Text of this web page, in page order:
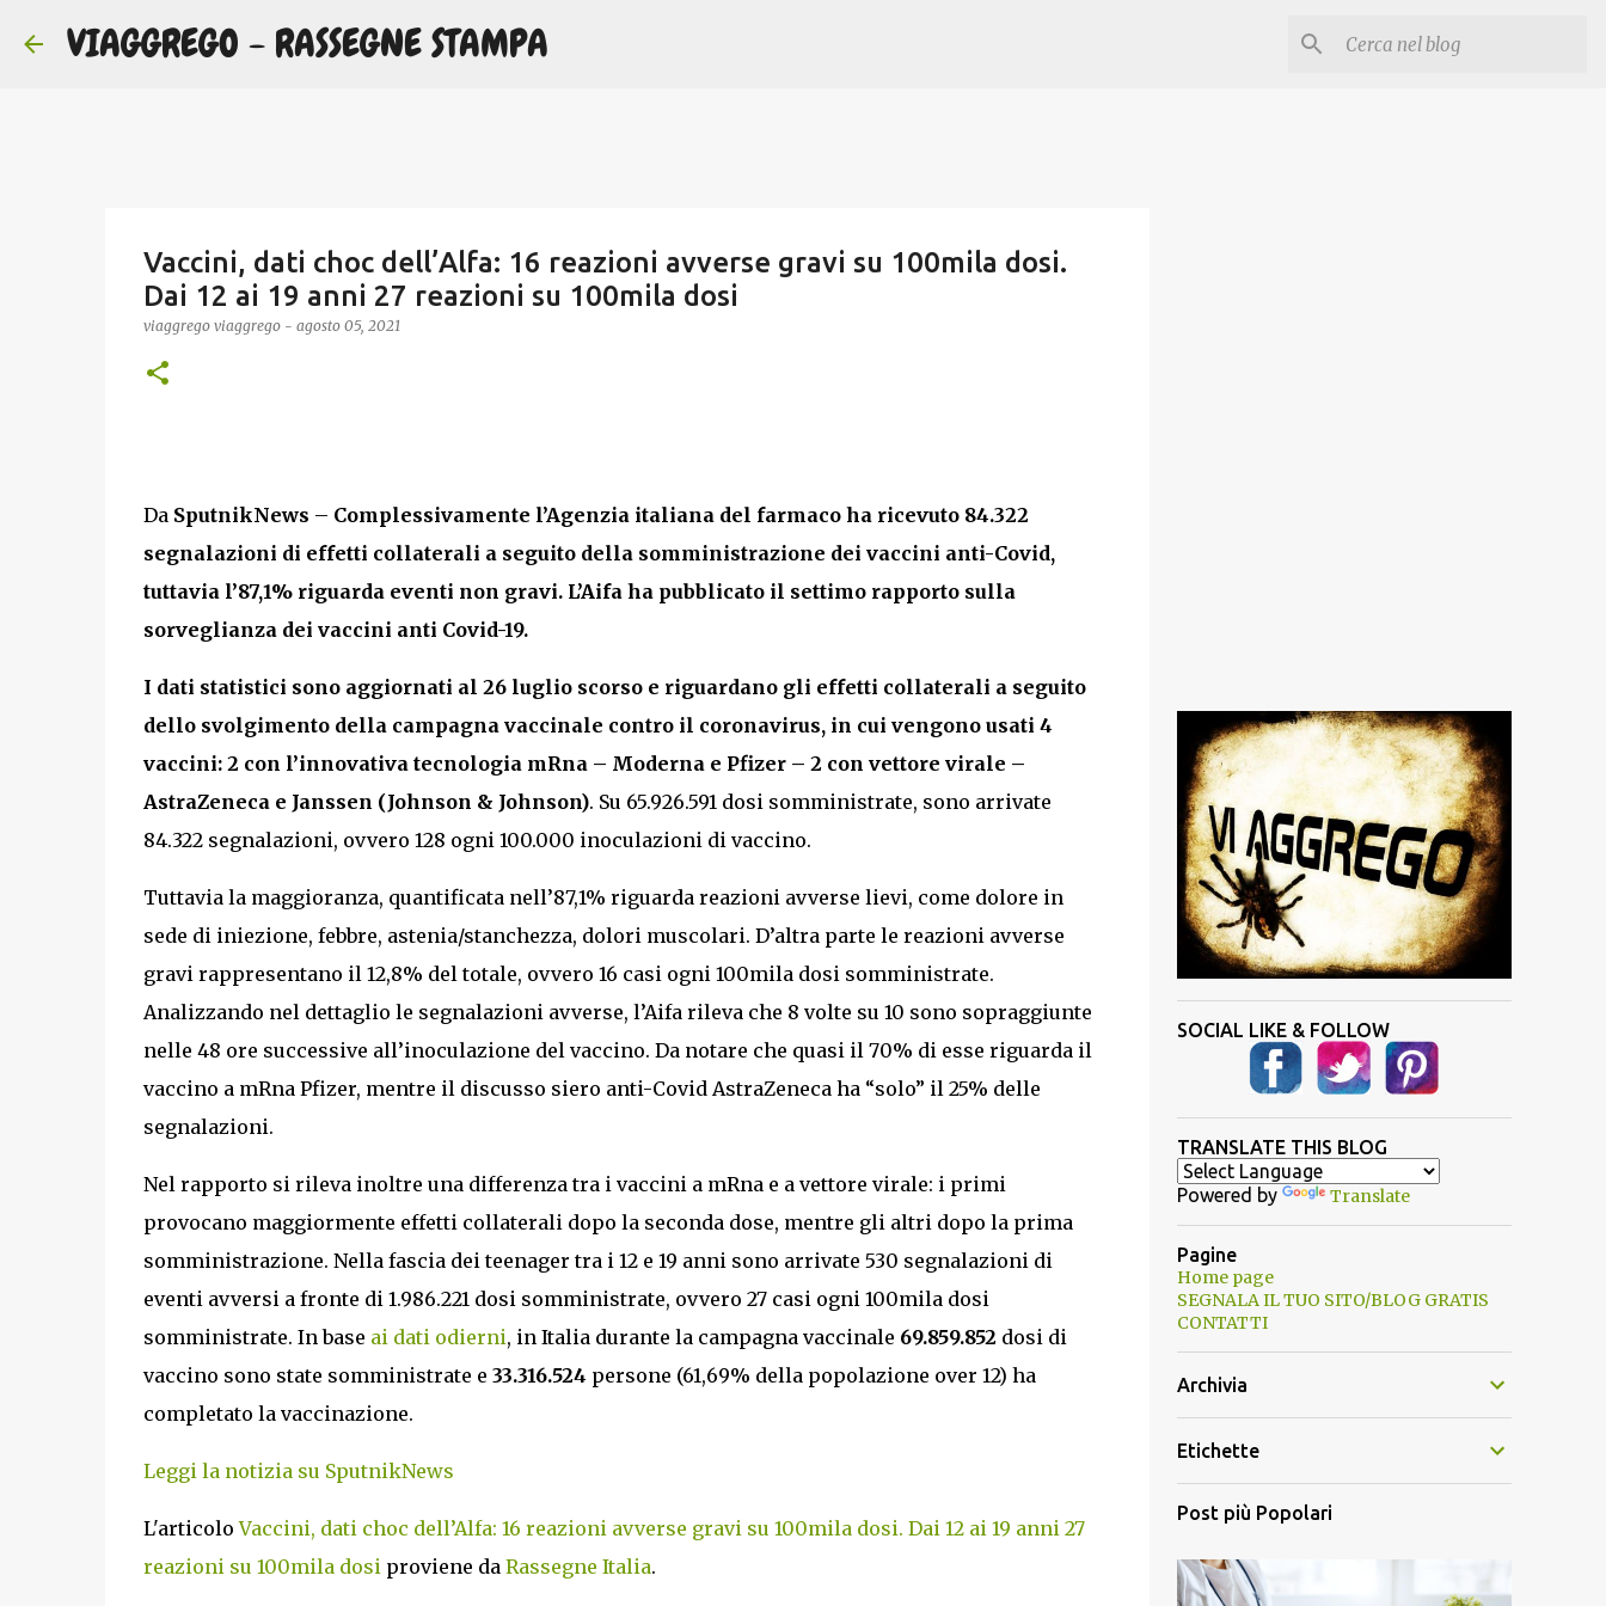
VIAGGREGO - RASSEGNE STAMPA
Vaccini, dati choc dell’Alfa: 16 reazioni avverse gravi su 100mila dosi.
Dai 12 ai 19 anni 27 reazioni su 100mila dosi
viaggrego viaggrego - agosto 05, 2021
Da SputnikNews – Complessivamente l’Agenzia italiana del farmaco ha ricevuto 84.322
segnalazioni di effetti collaterali a seguito della somministrazione dei vaccini anti-Covid,
tuttavia l’87,1% riguarda eventi non gravi. L’Aifa ha pubblicato il settimo rapporto sulla
sorveglianza dei vaccini anti Covid-19.
I dati statistici sono aggiornati al 26 luglio scorso e riguardano gli effetti collaterali a seguito
dello svolgimento della campagna vaccinale contro il coronavirus, in cui vengono usati 4
vaccini: 2 con l’innovativa tecnologia mRna – Moderna e Pfizer – 2 con vettore virale –
AstraZeneca e Janssen (Johnson & Johnson). Su 65.926.591 dosi somministrate, sono arrivate
84.322 segnalazioni, ovvero 128 ogni 100.000 inoculazioni di vaccino.
Tuttavia la maggioranza, quantificata nell’87,1% riguarda reazioni avverse lievi, come dolore in
sede di iniezione, febbre, astenia/stanchezza, dolori muscolari. D’altra parte le reazioni avverse
gravi rappresentano il 12,8% del totale, ovvero 16 casi ogni 100mila dosi somministrate.
Analizzando nel dettaglio le segnalazioni avverse, l’Aifa rileva che 8 volte su 10 sono sopraggiunte
nelle 48 ore successive all’inoculazione del vaccino. Da notare che quasi il 70% di esse riguarda il
vaccino a mRna Pfizer, mentre il discusso siero anti-Covid AstraZeneca ha “solo” il 25% delle
segnalazioni.
Nel rapporto si rileva inoltre una differenza tra i vaccini a mRna e a vettore virale: i primi
provocano maggiormente effetti collaterali dopo la seconda dose, mentre gli altri dopo la prima
somministrazione. Nella fascia dei teenager tra i 12 e 19 anni sono arrivate 530 segnalazioni di
eventi avversi a fronte di 1.986.221 dosi somministrate, ovvero 27 casi ogni 100mila dosi
somministrate. In base ai dati odierni, in Italia durante la campagna vaccinale 69.859.852 dosi di
vaccino sono state somministrate e 33.316.524 persone (61,69% della popolazione over 12) ha
completato la vaccinazione.
Leggi la notizia su SputnikNews
L'articoloVaccini, dati choc dell’Alfa: 16 reazioni avverse gravi su 100mila dosi. Dai 12 ai 19 anni 27
reazioni su 100mila dosiproviene da Rassegne Italia.
SOCIAL LIKE & FOLLOW
TRANSLATE THIS BLOG
Powered by Translate
Pagine
Home page
SEGNALA IL TUO SITO/BLOG GRATIS
CONTATTI
Archivia
Etichette
Post più Popolari